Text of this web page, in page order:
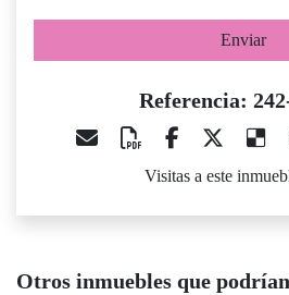
Enviar
Referencia:
Visitas a este
Otros inmuebles que